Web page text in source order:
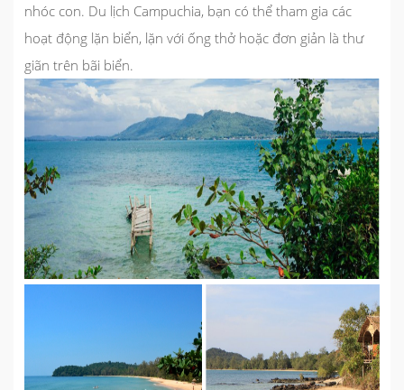
nhóc con. Du lịch Campuchia, bạn có thể tham gia các
hoạt động lặn biển, lặn với ống thở hoặc đơn giản là thư
giãn trên bãi biển.